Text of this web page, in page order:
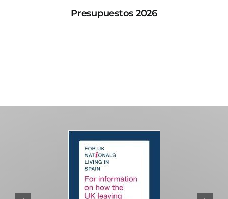
Presupuestos 2026